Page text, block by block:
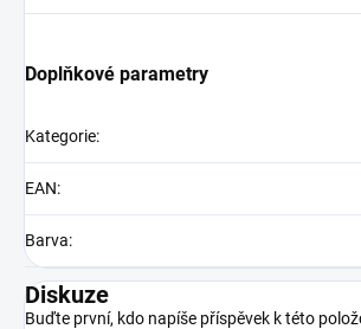
Doplňkové parametry
Kategorie:
EAN:
Barva:
Diskuze
Buďte první, kdo napíše příspěvek k této